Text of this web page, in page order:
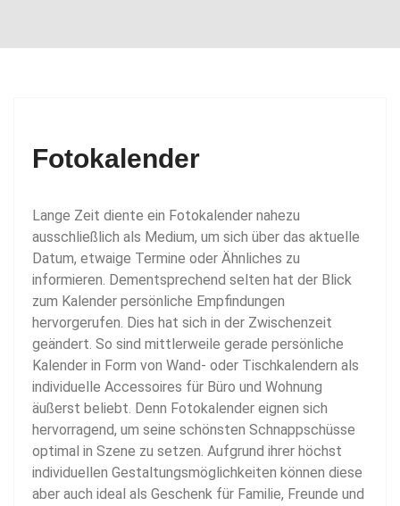
o
Fotokalender
Lange Zeit diente ein Fotokalender nahezu
ausschließlich als Medium, um sich über das aktuelle
Datum, etwaige Termine oder Ähnliches zu
informieren. Dementsprechend selten hat der Blick
zum Kalender persönliche Empfindungen
hervorgerufen. Dies hat sich in der Zwischenzeit
geändert. So sind mittlerweile gerade persönliche
Kalender in Form von Wand- oder Tischkalendern als
individuelle Accessoires für Büro und Wohnung
äußerst beliebt. Denn Fotokalender eignen sich
hervorragend, um seine schönsten Schnappschüsse
optimal in Szene zu setzen. Aufgrund ihrer höchst
individuellen Gestaltungsmöglichkeiten können diese
aber auch ideal als Geschenk für Familie, Freunde und